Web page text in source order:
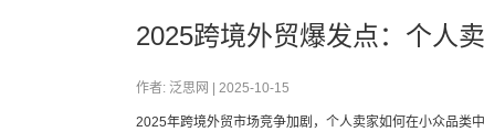
2025跨境外贸爆发点：个人
作者: 泛思网 | 2025-10-15
2025年跨境外贸市场竞争加剧，个人卖家如何在小众品类